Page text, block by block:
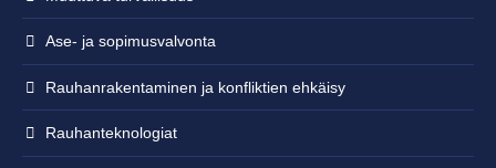
Ase- ja sopimusvalvonta
Rauhanrakentaminen ja konfliktien ehkäisy
Rauhanteknologiat